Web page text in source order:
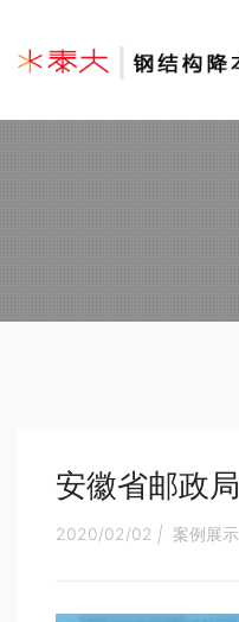
安徽省邮政局
2020/02/02 | 案例展示